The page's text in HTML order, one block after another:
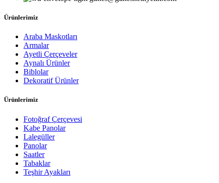
Ürünlerimiz
Araba Maskotları
Armalar
Ayetli Çerçeveler
Aynalı Ürünler
Biblolar
Dekoratif Ürünler
Ürünlerimiz
Fotoğraf Çerçevesi
Kabe Panolar
Lalegüller
Panolar
Saatler
Tabaklar
Teşhir Ayakları